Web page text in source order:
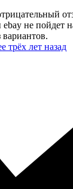
не пойдет
вариантов.
трёх лет назад